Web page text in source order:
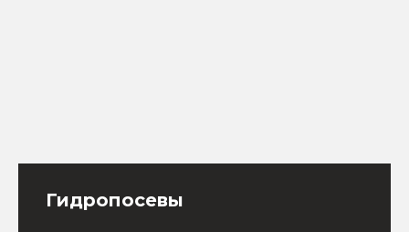
Гидропосевы